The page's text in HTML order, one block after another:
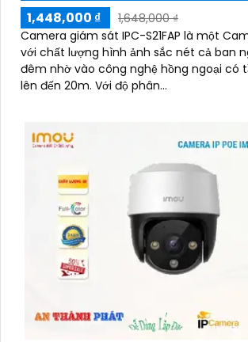
1,448,000 ₫
1,648,000 ₫
Camera giám sát IPC-S21FAP là một
với chất lượng hình ảnh sắc nét cả ban
đêm nhờ vào công nghệ hồng ngoại có
lên đến 20m. Với độ phân...